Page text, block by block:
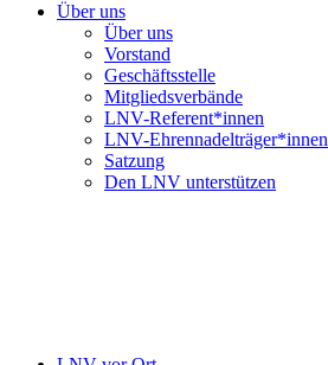
Über uns
Über uns
Vorstand
Geschäftsstelle
Mitgliedsverbände
LNV-Referent*innen
LNV-Ehrennadelträger*innen
Satzung
Den LNV unterstützen